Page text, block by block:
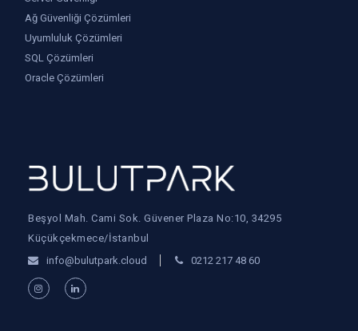
Ağ Güvenliği Çözümleri
Uyumluluk Çözümleri
SQL Çözümleri
Oracle Çözümleri
Beşyol Mah. Cami Sok. Güvener Plaza No:10, 34295
Küçükçekmece/İstanbul
info@bulutpark.cloud
0212 217 48 60